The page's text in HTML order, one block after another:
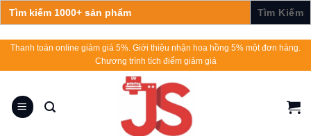
Search
for:
Skip
Thanh toán online giảm giá 5%. Giới thiệu nhận hoa hồng 5% một đơn hàng.
Chương trình tích điểm giảm giá